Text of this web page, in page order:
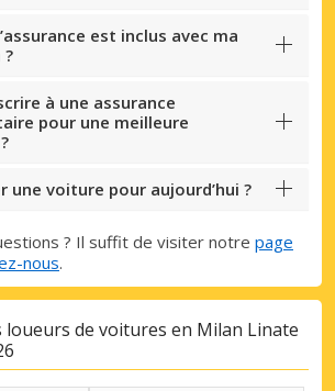
spéciales
toutes vos réservations en un
est inclus avec ma
à une assurance
pour une meilleure
une voiture pour aujourd’hui ?
? Il suffit de visiter notre page
nous.
loueurs de voitures en Milan Linate